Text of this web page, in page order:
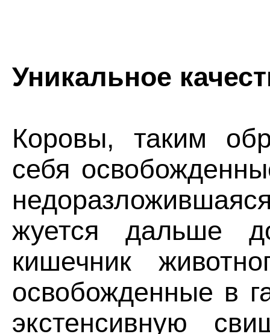
Уникальное
Коровы, таким
себя
жуется дальше
кишечник
освобожденные в
экстенсивную